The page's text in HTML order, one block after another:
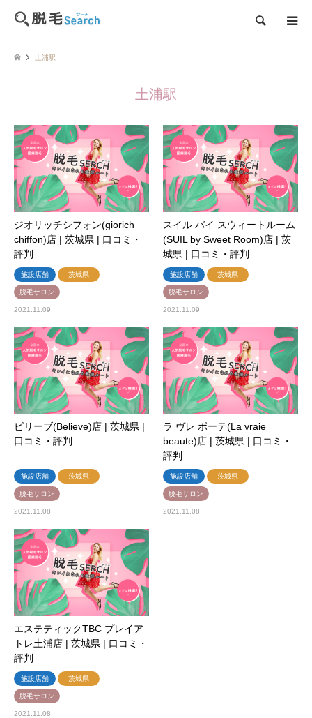
検索
土浦駅
土浦駅
ジオリッチシフォン(giorich
chiffon)店 | 茨城県 | 口コミ・
評判
施設店舗 茨城県
脱毛サロン
2021.11.09
スイル バイ スウィートルーム
(SUIL by Sweet Room)店 | 茨
城県 | 口コミ・評判
施設店舗 茨城県
脱毛サロン
2021.11.09
ビリーブ(Believe)店 | 茨城県 |
口コミ・評判
施設店舗 茨城県
脱毛サロン
2021.11.08
ラ ヴレ ボーテ(La vraie
beaute)店 | 茨城県 | 口コミ・
評判
施設店舗 茨城県
脱毛サロン
2021.11.08
エステティックTBC プレイア
トレ土浦店 | 茨城県 | 口コミ・
評判
施設店舗 茨城県
脱毛サロン
2021.11.08